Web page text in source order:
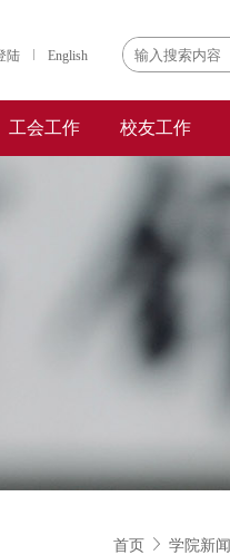
陆 English
工会工作 校友工作
首页 学院新闻